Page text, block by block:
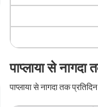
पाप्लाया से
पाप्लाया से नागदा तक